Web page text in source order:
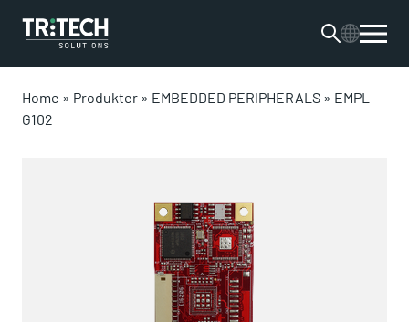
Home » Produkter » EMBEDDED PERIPHERALS » EMPL-
G102